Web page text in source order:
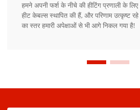
हमने अपनी फर्श के नीचे की हीटिंग प्रणाली के
हीट केबल्स स्थापित की हैं, और परिणाम उत्कृष्ट
का स्तर हमारी अपेक्षाओं से भी आगे निकल गया है!